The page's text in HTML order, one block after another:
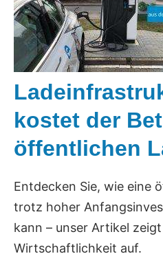
kostet der
öffentlichen
Entdecken Sie, wie eine
trotz hoher
kann – unser Artikel
Wirtschaftlichkeit auf.